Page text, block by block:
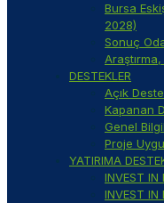
Bursa
2028)
Sonuç
DESTEKLER
Açık
Kapanan
Genel
Proje
YATIRIMA
INVEST IN
INVEST